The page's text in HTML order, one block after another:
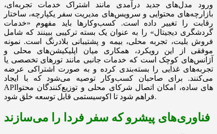
ورود مدل‌های جدید درآمدی مانند اشتراک خدمات تجربه‌ای،
بازارچه‌های محتوایی و سرویس‌های مدیریت سفر یکپارچه، ساختار
رقابت را تغییر داده است. کسب‌وکارها باید مفهوم «خدمات
گردشگری دیجیتال» را به عنوان یک بسته ترکیبی ببینند که شامل
فروش بلیت، تجربه محلی، بیمه و پشتیبانی بلادرنگ است. نمونه
موفقی از این رویکرد، همکاری میان اپلیکیشن‌های محلی و
آژانس‌های کوچک است که خدمات جانبی مانند تورهای تخصصی یا
تجربه‌های غذایی را بسته‌بندی کرده و به صورت اشتراکی عرضه
می‌کنند. برای صاحبان کسب‌وکار توصیه می‌شود که با ایجاد
APIهای ساده، امکان اتصال شرکای محلی و توزیع‌کنندگان محتوا
فراهم شود تا اکوسیستمی قابل توسعه خلق شود.
فناوری‌های پیشرو که سفر فردا را می‌سازند